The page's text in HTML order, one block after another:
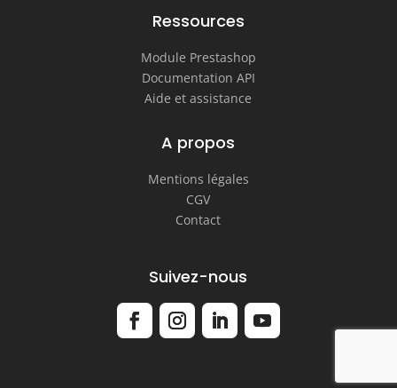
Ressources
Module Prestashop
Documentation API
Aide et assistance
A propos
Mentions légales
CGV
Contact
Suivez-nous